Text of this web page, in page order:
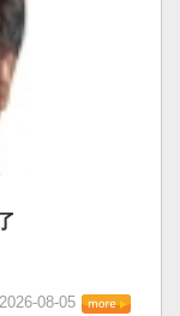
2026-08-05